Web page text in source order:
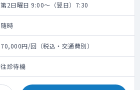
第2日曜日 9:00～（翌日）7:30
随時
70,000円/回（税込・交通費別）
往診待機